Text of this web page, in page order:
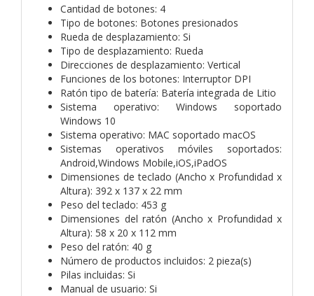
Cantidad de botones: 4
Tipo de botones: Botones presionados
Rueda de desplazamiento: Si
Tipo de desplazamiento: Rueda
Direcciones de desplazamiento: Vertical
Funciones de los botones: Interruptor DPI
Ratón tipo de batería: Batería integrada de Litio
Sistema operativo: Windows soportado
Windows 10
Sistema operativo: MAC soportado macOS
Sistemas operativos móviles soportados:
Android,Windows Mobile,iOS,iPadOS
Dimensiones de teclado (Ancho x Profundidad x
Altura): 392 x 137 x 22 mm
Peso del teclado: 453 g
Dimensiones del ratón (Ancho x Profundidad x
Altura): 58 x 20 x 112 mm
Peso del ratón: 40 g
Número de productos incluidos: 2 pieza(s)
Pilas incluidas: Si
Manual de usuario: Si